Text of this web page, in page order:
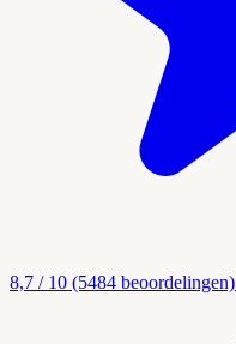
8,7 / 10 (5484 beoordelingen)